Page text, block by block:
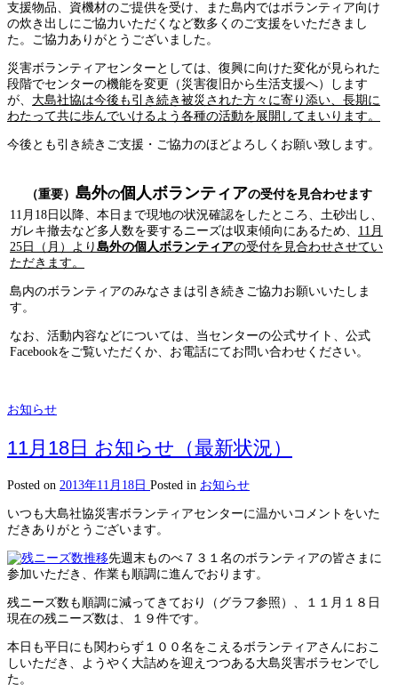
支援物品、資機材のご提供を受け、また島内ではボランティア向け
の炊き出しにご協力いただくなど数多くのご支援をいただきまし
た。ご協力ありがとうございました。
災害ボランティアセンターとしては、復興に向けた変化が見られた
段階でセンターの機能を変更（災害復旧から生活支援へ）します
が、 大島社協は今後も引き続き被災された方々に寄り添い、長期に
わたって共に歩んでいけるよう各種の活動を展開してまいります。
今後とも引き続きご支援・ご協力のほどよろしくお願い致します。
（重要） 島外の個人ボランティアの受付を見合わせます
11月18日以降、本日まで現地の状況確認をしたところ、土砂出し、
ガレキ撤去など多人数を要するニーズは収束傾向にあるため、 11月
25日（月）より 島外の個人ボランティアの受付を見合わせさせてい
ただきます。
島内のボランティアのみなさまは引き続きご協力お願いいたしま
す。
なお、活動内容などについては、当センターの公式サイト、公式
Facebookをご覧いただくか、お電話にてお問い合わせください。
お知らせ
11月18日 お知らせ（最新状況）
Posted on 2013年11月18日 Posted in お知らせ
いつも大島社協災害ボランティアセンターに温かいコメントをいた
だきありがとうございます。
先週末ものべ７３１名のボランティアの皆さまに
参加いただき、作業も順調に進んでおります。
残ニーズ数も順調に減ってきており（グラフ参照）、１１月１８日
現在の残ニーズ数は、１９件です。
本日も平日にも関わらず１００名をこえるボランティアさんにおこ
しいただき、ようやく大詰めを迎えつつある大島災害ボラセンでし
た。